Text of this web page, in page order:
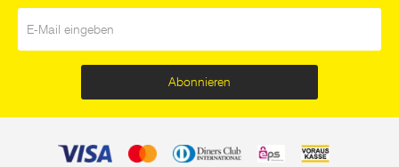
Abonnieren